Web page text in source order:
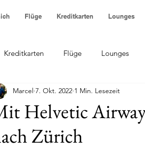
Flüge Kreditkarten Lounges
Kreditkarten Flüge Lounges
Helvetic
Zürich
Marcel 7. Okt. 2022 1 Min. Lesezeit